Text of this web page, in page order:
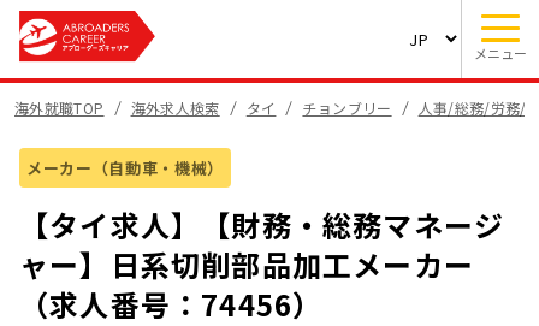
メニュー
海外就職TOP 海外求人検索 タイ チョンブリー 人事/総務/労務/
メーカー（自動車・機械）
【タイ求人】【財務・総務マネージ
ャー】日系切削部品加工メーカー
（求人番号：74456）